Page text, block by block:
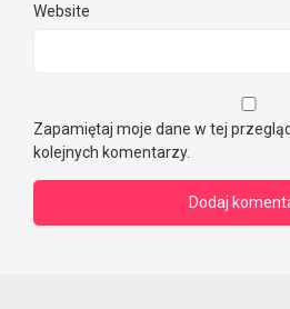
Website
Zapamiętaj moje dane w tej
kolejnych komentarzy.